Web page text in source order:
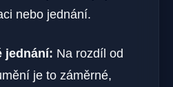
nebo jednání.
jednání: Na rozdíl od
je to záměrné,